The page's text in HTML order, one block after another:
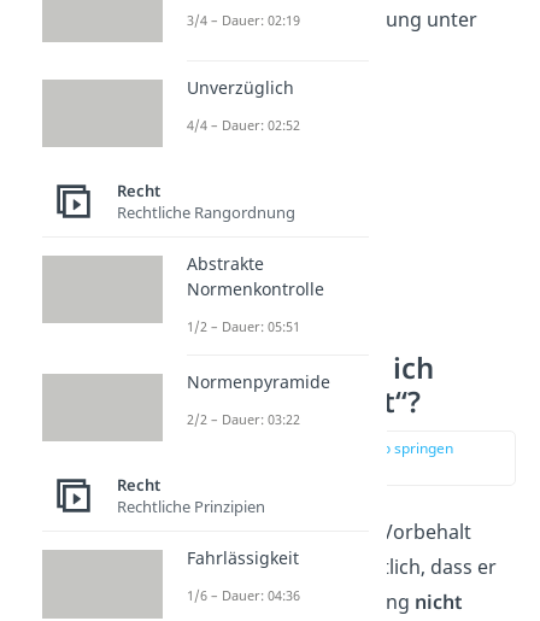
genau nutzt du eine Zahlung unter
Wann verwende ich
„unter Vorbehalt“?
zur Stelle im Video springen
Mit einer Zahlung unter Vorbehalt
macht der Zahlende deutlich, dass er
eine Zahlungseinforderung nicht
3/4 – Dauer: 02:19
Unverzüglich
4/4 – Dauer: 02:52
Recht
Rechtliche Rangordnung
Abstrakte
Normenkontrolle
1/2 – Dauer: 05:51
Normenpyramide
2/2 – Dauer: 03:22
Recht
Rechtliche Prinzipien
Fahrlässigkeit
1/6 – Dauer: 04:36